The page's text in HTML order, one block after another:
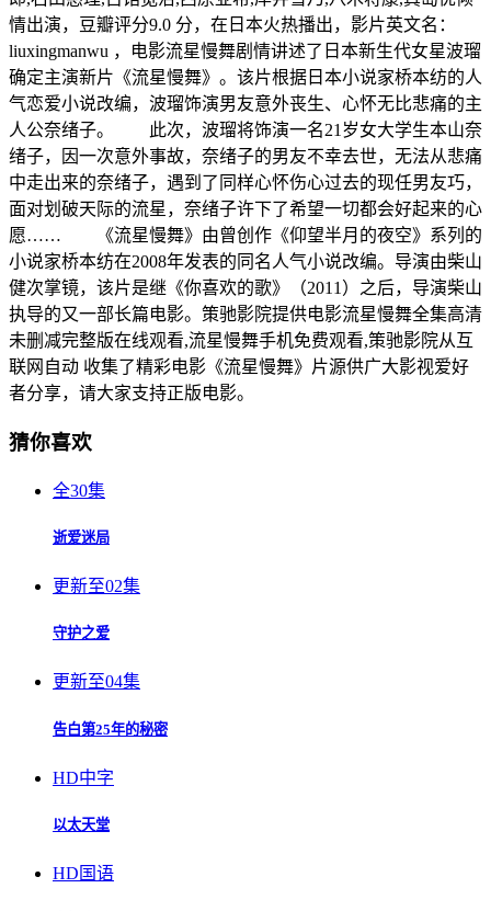
情出演，豆瓣评分9.0 分，在日本火热播出，影片英文名：
liuxingmanwu ，电影流星慢舞剧情讲述了日本新生代女星波瑠
确定主演新片《流星慢舞》。该片根据日本小说家桥本纺的人
气恋爱小说改编，波瑠饰演男友意外丧生、心怀无比悲痛的主
人公奈绪子。 此次，波瑠将饰演一名21岁女大学生本山奈
绪子，因一次意外事故，奈绪子的男友不幸去世，无法从悲痛
中走出来的奈绪子，遇到了同样心怀伤心过去的现任男友巧，
面对划破天际的流星，奈绪子许下了希望一切都会好起来的心
愿…… 《流星慢舞》由曾创作《仰望半月的夜空》系列的
小说家桥本纺在2008年发表的同名人气小说改编。导演由柴山
健次掌镜，该片是继《你喜欢的歌》（2011）之后，导演柴山
执导的又一部长篇电影。策驰影院提供电影流星慢舞全集高清
未删减完整版在线观看,流星慢舞手机免费观看,策驰影院从互
联网自动 收集了精彩电影《流星慢舞》片源供广大影视爱好
者分享，请大家支持正版电影。
猜你喜欢
全30集
逝爱迷局
更新至02集
守护之爱
更新至04集
告白第25年的秘密
HD中字
以太天堂
HD国语